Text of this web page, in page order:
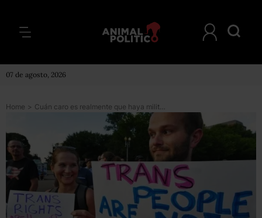
07 de agosto, 2026
Home > Cuán caro es realmente que haya militares transgénero en EU